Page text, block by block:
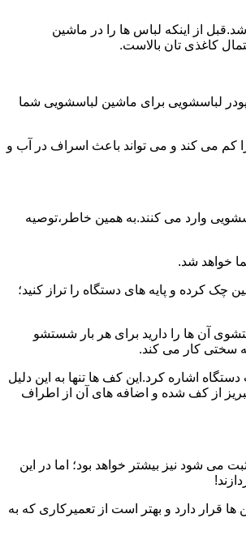
از اینکه لباس ها را در ماشین
کاغذی تان بالاست.
لباسشویی برای ماشین لباسشویی شما
کم می کند و می تواند باعث اسراف در آب و
وارد می کنند.به همین خاطر،توصیه
خواهد شد.
کرده و پایه های دستگاه را تراز کنید؛
آن ها را دارید برای هر بار شستشو
سختی کار می کند.
اشاره کرد.این کف ها تنها به این دلیل
از کف شده و اضافه های آن از اطراف
می شود نیز بیشتر خواهد بود؛ اما در این
قرار دارد و بهتر است از تعمیرکاری که به